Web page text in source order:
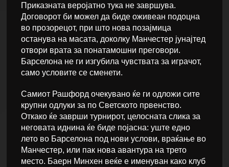
Приказната веројатно тука не завршува.
Договорот би можел да биде оживеан подоцна
во прозорецот, при што нова позајмица
останува на масата, доколку Манчестер јунајтед
отвори врата за понатамошни преговори.
Барселона не ги изгубила чувствата за играчот,
само условите се сменети.
Самиот Рашфорд очекувано ќе ги одложи сите
крупни одлуки за по Светското првенство.
Откако ќе заврши турнирот, целосната слика за
неговата иднина ќе биде појасна: уште едно
лето во Барселона под нови услови, враќање во
Манчестер, или пак нова авантура на трето
место. Баерн Минхен веќе е именуван како клуб